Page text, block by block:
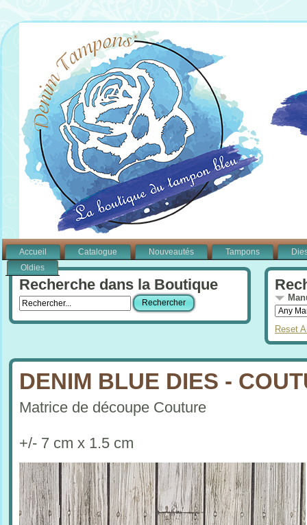
Accueil Catalogue Nouveautés Tampons
Oldies
Recherche dans la Boutique
Reset
DENIM BLUE DIES -
Matrice de découpe Couture
+/- 7 cm x 1.5 cm